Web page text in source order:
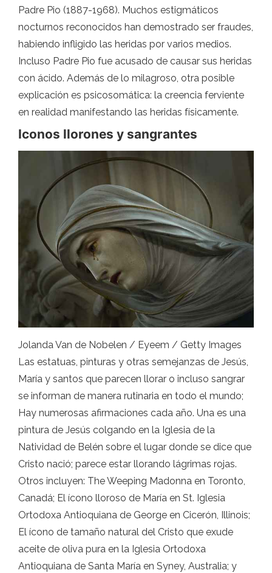
Padre Pio (1887-1968). Muchos estigmáticos
nocturnos reconocidos han demostrado ser fraudes,
habiendo infligido las heridas por varios medios.
Incluso Padre Pio fue acusado de causar sus heridas
con ácido. Además de lo milagroso, otra posible
explicación es psicosomática: la creencia ferviente
en realidad manifestando las heridas físicamente.
Iconos llorones y sangrantes
Jolanda Van de Nobelen / Eyeem / Getty Images
Las estatuas, pinturas y otras semejanzas de Jesús,
María y santos que parecen llorar o incluso sangrar
se informan de manera rutinaria en todo el mundo;
Hay numerosas afirmaciones cada año. Una es una
pintura de Jesús colgando en la Iglesia de la
Natividad de Belén sobre el lugar donde se dice que
Cristo nació; parece estar llorando lágrimas rojas.
Otros incluyen: The Weeping Madonna en Toronto,
Canadá; El ícono lloroso de María en St. Iglesia
Ortodoxa Antioquiana de George en Cicerón, Illinois;
El ícono de tamaño natural del Cristo que exude
aceite de oliva pura en la Iglesia Ortodoxa
Antioquiana de Santa María en Syney, Australia; y